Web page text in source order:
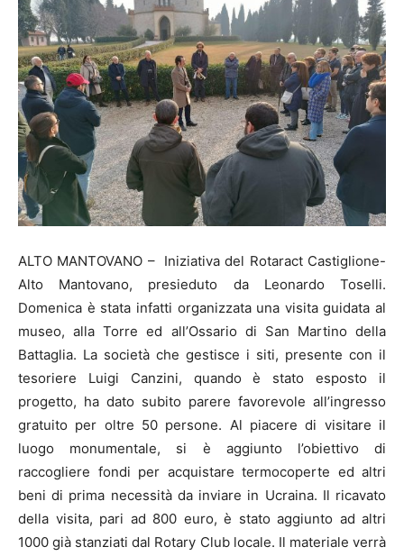
ALTO MANTOVANO – Iniziativa del Rotaract Castiglione-
Alto Mantovano, presieduto da Leonardo Toselli.
Domenica è stata infatti organizzata una visita guidata al
museo, alla Torre ed all’Ossario di San Martino della
Battaglia. La società che gestisce i siti, presente con il
tesoriere Luigi Canzini, quando è stato esposto il
progetto, ha dato subito parere favorevole all’ingresso
gratuito per oltre 50 persone. Al piacere di visitare il
luogo monumentale, si è aggiunto l’obiettivo di
raccogliere fondi per acquistare termocoperte ed altri
beni di prima necessità da inviare in Ucraina. Il ricavato
della visita, pari ad 800 euro, è stato aggiunto ad altri
1000 già stanziati dal Rotary Club locale. Il materiale verrà